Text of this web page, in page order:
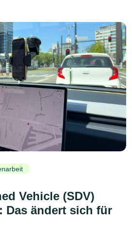
Vehicle (SDV)
Das ändert sich für